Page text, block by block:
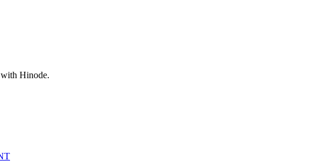
Hinode.